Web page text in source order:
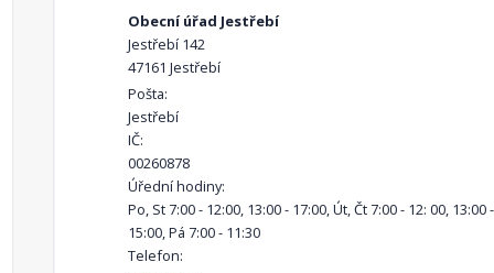
Obecní úřad Jestřebí
Jestřebí 142
47161 Jestřebí
Pošta:
Jestřebí
IČ:
00260878
Úřední hodiny:
Po, St 7:00 - 12:00, 13:00 - 17:00, Út, Čt 7:00 - 12: 00, 13:00 -
15:00, Pá 7:00 - 11:30
Telefon: